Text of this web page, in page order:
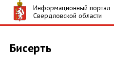
Информационный портал
Свердловской области
Бисерть